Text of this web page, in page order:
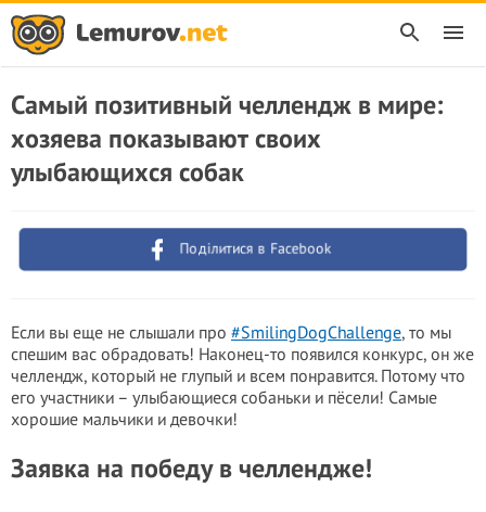
Самый позитивный челлендж в мире:
хозяева показывают своих
улыбающихся собак
Поділитися в Facebook
Если вы еще не слышали про #SmilingDogChallenge, то мы
спешим вас обрадовать! Наконец-то появился конкурс, он же
челлендж, который не глупый и всем понравится. Потому что
его участники – улыбающиеся собаньки и пёсели! Самые
хорошие мальчики и девочки!
Заявка на победу в челлендже!